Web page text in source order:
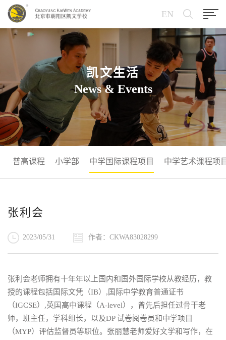
EN
凯文生活
News & Events
普高课程 小学部 中学国际课程项目 中学艺术课程项
张利会
2023/05/31 作者：CKWA83028299
张利会老师拥有十年年以上国内和国外国际学校从教经历，教
授的课程包括国际文凭（IB）,国际中学教育普通证书
（IGCSE）,英国高中课程（A-level），曾先后担任过骨干老
师，班主任，学科组长，以及DP 试卷阅卷员和中学项目
（MYP）评估监督员等职位。张丽慧老师爱好文学和写作，在